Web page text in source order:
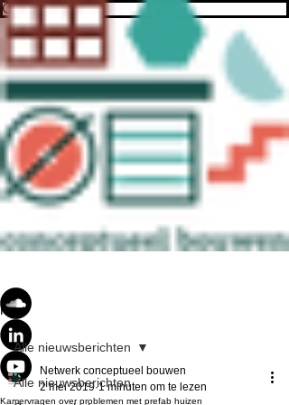
Post
Alle nieuwsberichten
Alle nieuwsberichten
Kamervragen over problemen met prefab huizen
Netwerk conceptueel bouwen
2 mei 2019 1 minuten om te lezen